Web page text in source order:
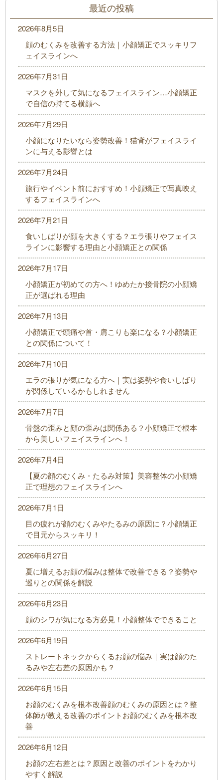
最近の投稿
顔のむくみを改善する方法｜小顔矯正でスッキリフ
ェイスラインへ
2026年8月5日
マスクを外して気になるフェイスライン…小顔矯正
で自信の持てる横顔へ
2026年7月31日
小顔になりたいなら姿勢改善！猫背がフェイスライ
ンに与える影響とは
2026年7月29日
旅行やイベント前におすすめ！小顔矯正で写真映え
するフェイスラインへ
2026年7月24日
食いしばりが顔を大きくする？エラ張りやフェイス
ラインに影響する理由と小顔矯正との関係
2026年7月21日
小顔矯正が初めての方へ！ゆめたか接骨院の小顔矯
正が選ばれる理由
2026年7月17日
小顔矯正で頭痛や首・肩こりも楽になる？小顔矯正
との関係について！
2026年7月13日
エラの張りが気になる方へ｜実は姿勢や食いしばり
が関係しているかもしれません
2026年7月10日
骨盤の歪みと顔の歪みは関係ある？小顔矯正で根本
から美しいフェイスラインへ！
2026年7月7日
【夏の顔のむくみ・たるみ対策】美容整体の小顔矯
正で理想のフェイスラインへ
2026年7月4日
目の疲れが顔のむくみやたるみの原因に？小顔矯正
で目元からスッキリ！
2026年7月1日
夏に増えるお顔の悩みは整体で改善できる？姿勢や
巡りとの関係を解説
2026年6月27日
顔のシワが気になる方必見！小顔整体でできること
2026年6月23日
ストレートネックからくるお顔の悩み｜実は顔のた
るみや左右差の原因かも？
2026年6月19日
お顔のむくみを根本改善顔のむくみの原因とは？整
体師が教える改善のポイントお顔のむくみを根本改
善
2026年6月15日
お顔の左右差とは？原因と改善のポイントをわかり
やすく解説
2026年6月12日